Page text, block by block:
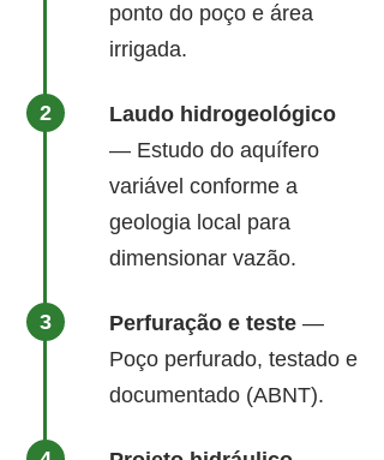
ponto do poço e área
irrigada.
Laudo hidrogeológico
— Estudo do aquífero
variável conforme a
geologia local para
dimensionar vazão.
Perfuração e teste —
Poço perfurado, testado e
documentado (ABNT).